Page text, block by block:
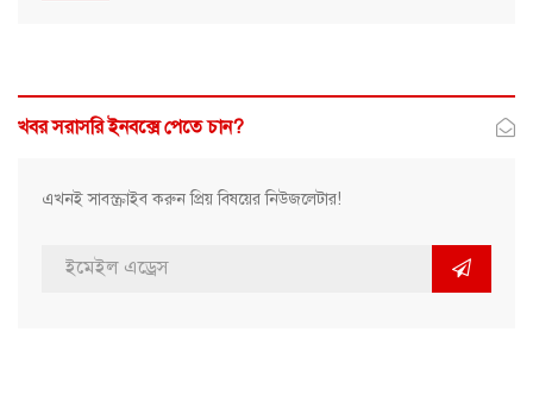
খবর সরাসরি ইনবক্সে পেতে চান?
এখনই সাবস্ক্রাইব করুন প্রিয় বিষয়ের নিউজলেটার!